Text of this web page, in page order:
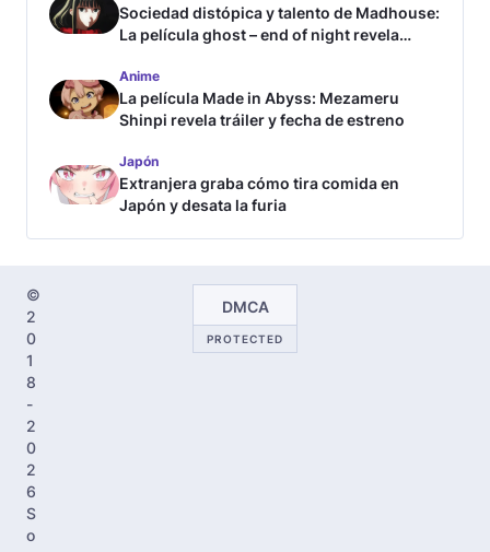
Sociedad distópica y talento de Madhouse:
La película ghost – end of night revela
Anime
La película Made in Abyss: Mezameru
Shinpi revela tráiler y fecha de estreno
Japón
Extranjera graba cómo tira comida en
Japón y desata la furia
©
2
0
1
8
-
2
0
2
6
S
o
DMCA
PROTECTED